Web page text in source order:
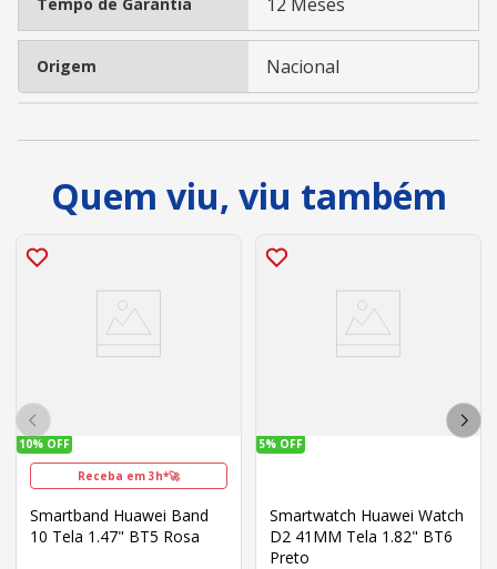
Origem Nacional
Quem viu, viu também
10% OFF
Receba em 3h*🚀
Smartband Huawei Band
10 Tela 1.47" BT5 Rosa
5% OFF
Smartwatch Huawei Watch
D2 41MM Tela 1.82" BT6
Preto